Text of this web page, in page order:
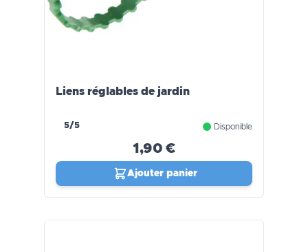
Liens réglables de jardin
5/5 Disponible
1,90 €
Ajouter panier